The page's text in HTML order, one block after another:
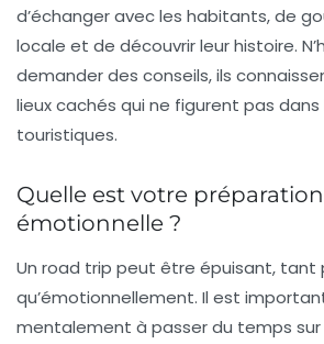
d’échanger avec les habitants, de
locale et de découvrir leur histoire.
demander des conseils, ils
lieux cachés qui ne figurent pas dans
touristiques.
Quelle est votre préparation
émotionnelle ?
Un road trip peut être épuisant, tant
qu’émotionnellement. Il est
mentalement à passer du temps